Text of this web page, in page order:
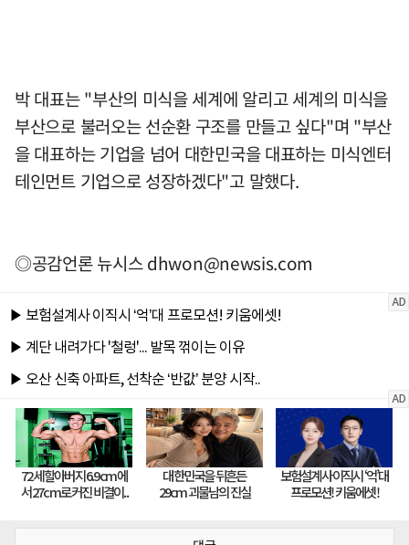
박 대표는 "부산의 미식을 세계에 알리고 세계의 미식을
부산으로 불러오는 선순환 구조를 만들고 싶다"며 "부산
을 대표하는 기업을 넘어 대한민국을 대표하는 미식엔터
테인먼트 기업으로 성장하겠다"고 말했다.
◎공감언론 뉴시스dhwon@newsis.com